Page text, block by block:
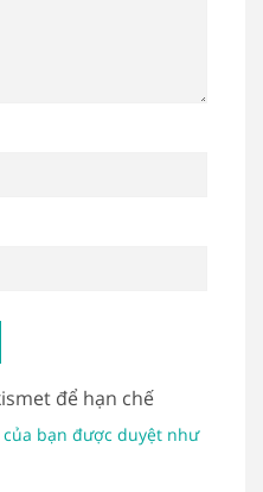
để hạn chế
bạn được duyệt như